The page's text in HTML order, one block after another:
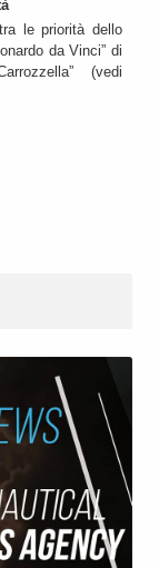
le priorità dello
da Vinci” di
(vedi